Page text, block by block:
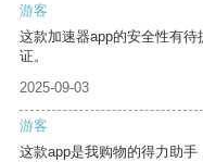
游客
这款加速器app的安全性有
证。
2025-09-03
游客
这款app是我购物的得力助